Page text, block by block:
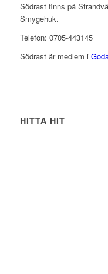
Södrast finns på
Smygehuk.
Telefon: 0705-443145
Södrast är medlem i
HITTA HIT